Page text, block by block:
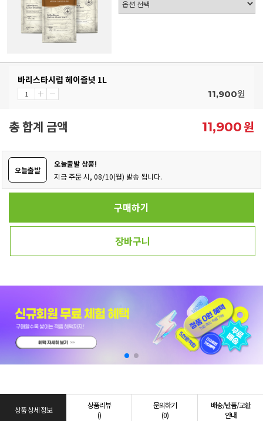
바리스타시럽 헤이즐넛 1L
11,900원
총 합계 금액 11,900원
오늘출발
오늘출발 상품!
지금 주문 시, 08/10(월) 발송 됩니다.
구매하기
장바구니
상품 상세 정보
상품리뷰
()
문의하기
(0)
배송/반품/교환
안내